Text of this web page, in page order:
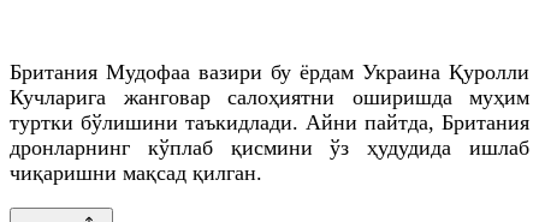
Британия Мудофаа вазири бу ёрдам Украина Қуролли
Кучларига жанговар салоҳиятни оширишда муҳим
туртки бўлишини таъкидлади. Айни пайтда, Британия
дронларнинг кўплаб қисмини ўз ҳудудида ишлаб
чиқаришни мақсад қилган.